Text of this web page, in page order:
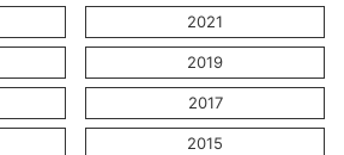
2021
2019
2017
2015